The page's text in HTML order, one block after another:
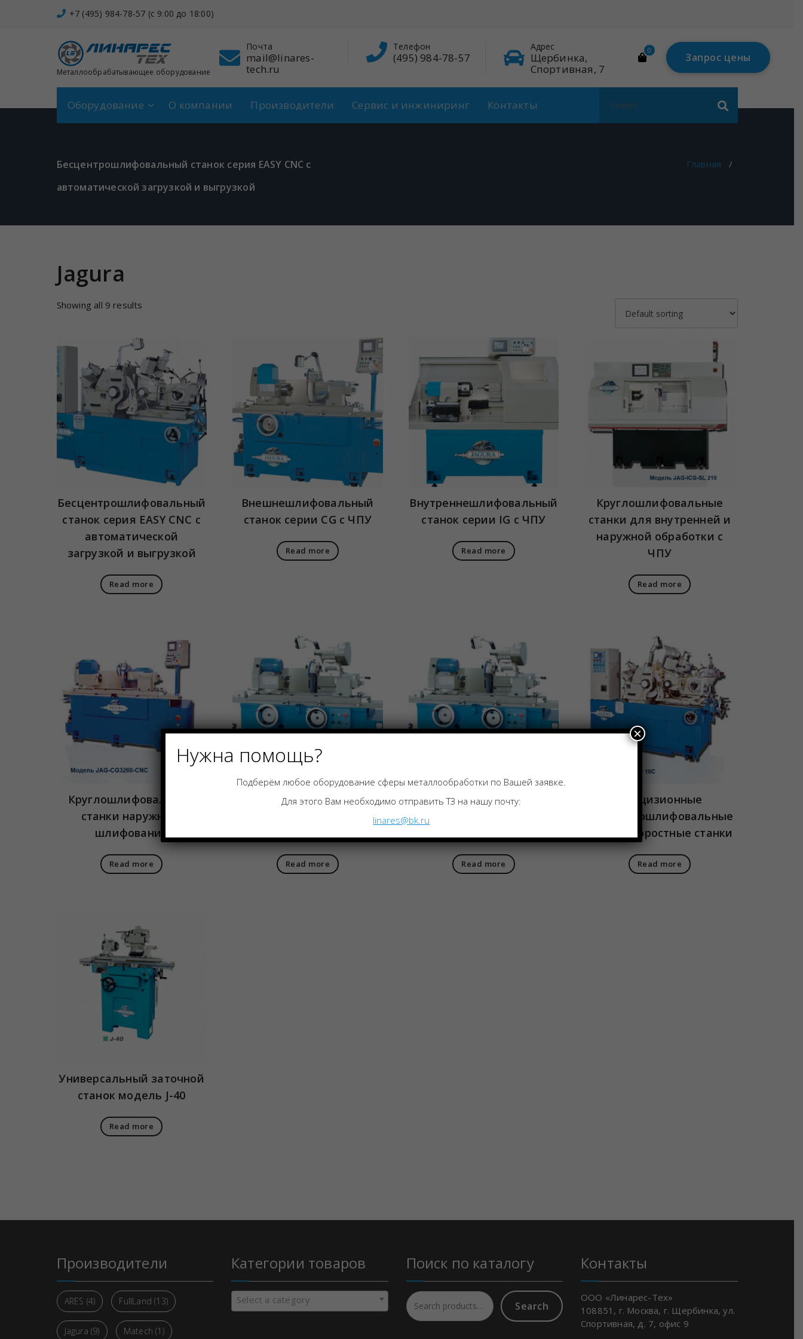
+7 (495) 984-78-57 (c 9:00 до 18:00)
Металлообрабатывающее оборудование
Адрес
Щербинка,
Спортивная, 7
Почта
mail@linares-
tech.ru
Телефон
(495) 984-78-57
Адрес
Щербинка,
Спортивная, 7
Почта
mail@linares-
tech.ru
0
Запрос цены
Оборудование О компании Производители Сервис и инжиниринг Контакты
for:
Бесцентрошлифовальный станок серия EASY CNC с
автоматической загрузкой и выгрузкой
Главная /
Jagura
Showing all 9 results
Бесцентрошлифовальный
станок серия EASY CNC с
автоматической
загрузкой и выгрузкой
Read more
Внешнешлифовальный
станок серии CG с ЧПУ
Read more
Внутреннешлифовальный
станок серии IG с ЧПУ
Read more
Круглошлифовальные
станки для внутренней и
наружной обработки с
ЧПУ
Read more
Круглошлифовальные
станки наружного
шлифования
Read more
Круглошлифовальный
станок Базовая серия AL
Read more
Круглошлифовальный
станок Базовая серия AL
Read more
Прецизионные
бесцентрошлифовальные
высокоскоростные станки
Read more
Универсальный заточной
станок модель J-40
Read more
Производители
ARES (4) FullLand (13)
Jagura (9) Matech (1)
Категории товаров
Select a category
Поиск по каталогу
Search
for:
Search
Контакты
ООО «Линарес-Тех»
108851, г. Москва, г. Щербинка, ул.
Спортивная, д. 7, офис 9
Нужна помощь?
Подберём любое оборудование сферы металлообработки по Вашей заявке.
Для этого Вам необходимо отправить ТЗ на нашу почту:
linares@bk.ru
×